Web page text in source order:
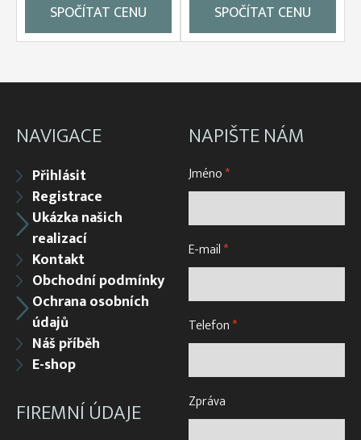
SPOČÍTAT CENU
SPOČÍTAT CENU
NAVIGACE
Přihlásit
Registrace
Ukázka našich
realizací
Kontakt
Obchodní podmínky
Ochrana osobních
údajů
Náš příběh
E-shop
FIREMNÍ ÚDAJE
NAPIŠTE NÁM
Jméno*
E-mail*
Telefon*
Zpráva